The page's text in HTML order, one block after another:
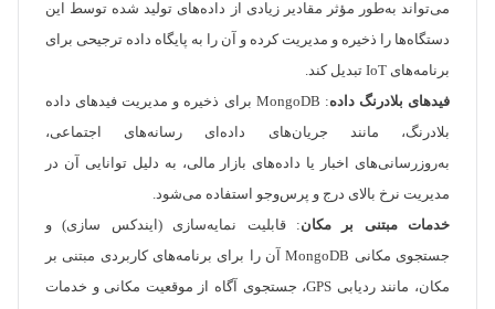
می‌تواند به‌طور مؤثر مقادیر زیادی از داده‌های تولید شده توسط این
دستگاه‌ها را ذخیره و مدیریت کرده و آن را به پایگاه داده ترجیحی برای
برنامه‌های IoT تبدیل کند.
فیدهای بلادرنگ داده
: MongoDB برای ذخیره و مدیریت فیدهای داده
بلادرنگ، مانند جریان‌های داده‌ای رسانه‌های اجتماعی،
به‌روزرسانی‌های اخبار یا داده‌های بازار مالی، به دلیل توانایی آن در
مدیریت نرخ بالای درج و پرس‌وجو استفاده می‌شود.
خدمات مبتنی بر مکان: قابلیت نمایه‌سازی (ایندکس سازی) و
جستجوی مکانی MongoDB آن را برای برنامه‌های کاربردی مبتنی بر
مکان، مانند ردیابی GPS، جستجوی آگاه از موقعیت مکانی و خدمات